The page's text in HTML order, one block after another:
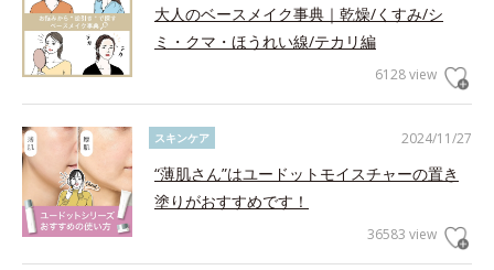
大人のベースメイク事典｜乾燥/くすみ/シ
ミ・クマ・ほうれい線/テカリ編
6128 view
2024/11/27
スキンケア
“薄肌さん”はユードットモイスチャーの置き
塗りがおすすめです！
36583 view